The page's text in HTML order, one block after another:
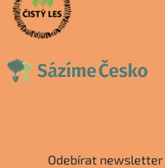
Odebírat newsletter